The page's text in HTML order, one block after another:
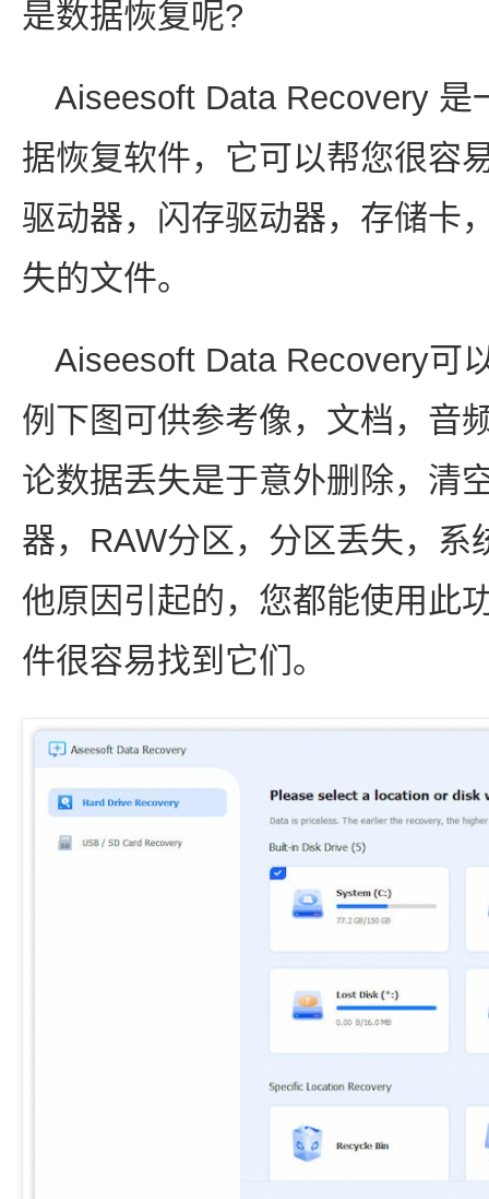
是数据恢复呢?
Aiseesoft Data Recovery 是
据恢复软件，它可以帮您很容
驱动器，闪存驱动器，存储卡
失的文件。
Aiseesoft Data Recovery可
例下图可供参考像，文档，音
论数据丢失是于意外删除，清
器，RAW分区，分区丢失，
他原因引起的，您都能使用此
件很容易找到它们。